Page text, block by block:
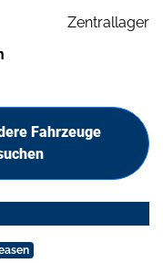
Zentrallager
Fahrzeuge